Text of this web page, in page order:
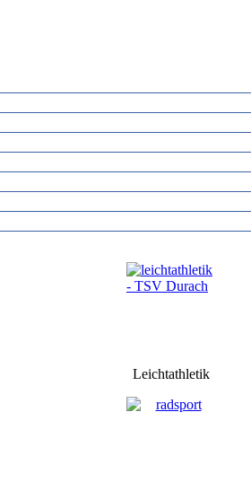
Leichtathletik